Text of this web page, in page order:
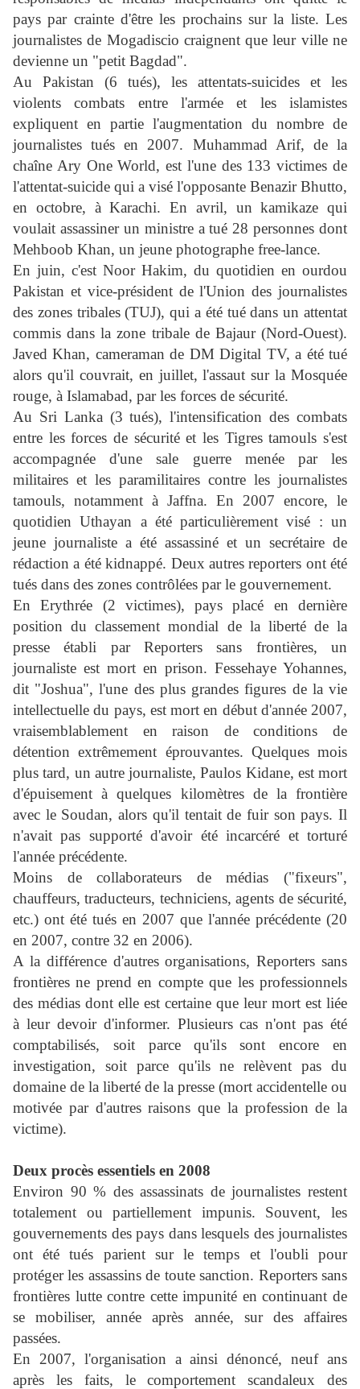
pays par crainte d'être les prochains sur la liste. Les
journalistes de Mogadiscio craignent que leur ville ne
devienne un "petit Bagdad".
Au Pakistan (6 tués), les attentats-suicides et les
violents combats entre l'armée et les islamistes
expliquent en partie l'augmentation du nombre de
journalistes tués en 2007. Muhammad Arif, de la
chaîne Ary One World, est l'une des 133 victimes de
l'attentat-suicide qui a visé l'opposante Benazir Bhutto,
en octobre, à Karachi. En avril, un kamikaze qui
voulait assassiner un ministre a tué 28 personnes dont
Mehboob Khan, un jeune photographe free-lance.
En juin, c'est Noor Hakim, du quotidien en ourdou
Pakistan et vice-président de l'Union des journalistes
des zones tribales (TUJ), qui a été tué dans un attentat
commis dans la zone tribale de Bajaur (Nord-Ouest).
Javed Khan, cameraman de DM Digital TV, a été tué
alors qu'il couvrait, en juillet, l'assaut sur la Mosquée
rouge, à Islamabad, par les forces de sécurité.
Au Sri Lanka (3 tués), l'intensification des combats
entre les forces de sécurité et les Tigres tamouls s'est
accompagnée d'une sale guerre menée par les
militaires et les paramilitaires contre les journalistes
tamouls, notamment à Jaffna. En 2007 encore, le
quotidien Uthayan a été particulièrement visé : un
jeune journaliste a été assassiné et un secrétaire de
rédaction a été kidnappé. Deux autres reporters ont été
tués dans des zones contrôlées par le gouvernement.
En Erythrée (2 victimes), pays placé en dernière
position du classement mondial de la liberté de la
presse établi par Reporters sans frontières, un
journaliste est mort en prison. Fessehaye Yohannes,
dit "Joshua", l'une des plus grandes figures de la vie
intellectuelle du pays, est mort en début d'année 2007,
vraisemblablement en raison de conditions de
détention extrêmement éprouvantes. Quelques mois
plus tard, un autre journaliste, Paulos Kidane, est mort
d'épuisement à quelques kilomètres de la frontière
avec le Soudan, alors qu'il tentait de fuir son pays. Il
n'avait pas supporté d'avoir été incarcéré et torturé
l'année précédente.
Moins de collaborateurs de médias ("fixeurs",
chauffeurs, traducteurs, techniciens, agents de sécurité,
etc.) ont été tués en 2007 que l'année précédente (20
en 2007, contre 32 en 2006).
A la différence d'autres organisations, Reporters sans
frontières ne prend en compte que les professionnels
des médias dont elle est certaine que leur mort est liée
à leur devoir d'informer. Plusieurs cas n'ont pas été
comptabilisés, soit parce qu'ils sont encore en
investigation, soit parce qu'ils ne relèvent pas du
domaine de la liberté de la presse (mort accidentelle ou
motivée par d'autres raisons que la profession de la
victime).
Deux procès essentiels en 2008
Environ 90 % des assassinats de journalistes restent
totalement ou partiellement impunis. Souvent, les
gouvernements des pays dans lesquels des journalistes
ont été tués parient sur le temps et l'oubli pour
protéger les assassins de toute sanction. Reporters sans
frontières lutte contre cette impunité en continuant de
se mobiliser, année après année, sur des affaires
passées.
En 2007, l'organisation a ainsi dénoncé, neuf ans
après les faits, le comportement scandaleux des